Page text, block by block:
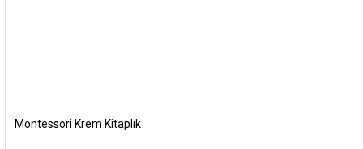
Montessori Krem Kitaplık